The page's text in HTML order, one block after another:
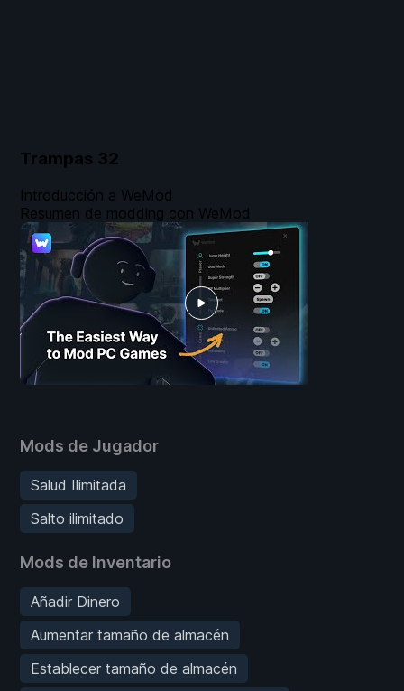
Trampas 32
Mods de Jugador
Salud Ilimitada
Salto ilimitado
Mods de Inventario
Añadir Dinero
Aumentar tamaño de almacén
Establecer tamaño de almacén
Introducción a WeMod
Resumen de modding con WeMod